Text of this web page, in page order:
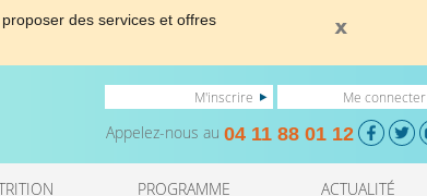
des services et offres
M'inscrire Me connecter
Appelez-nous au 04 11 88 01 12
PROGRAMME ACTUALITÉ